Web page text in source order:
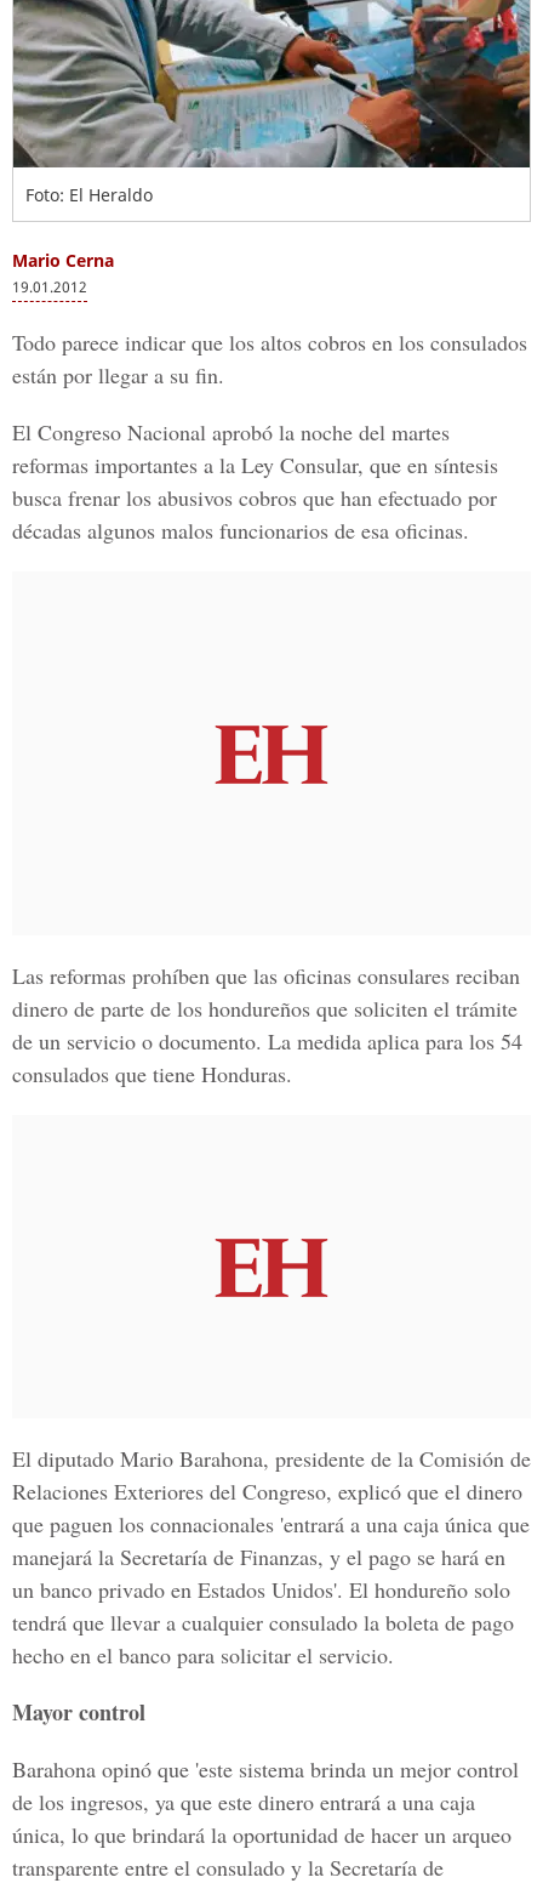
Foto: El Heraldo
Mario Cerna
19.01.2012
Todo parece indicar que los altos cobros en los consulados
están por llegar a su fin.
El Congreso Nacional aprobó la noche del martes
reformas importantes a la Ley Consular, que en síntesis
busca frenar los abusivos cobros que han efectuado por
décadas algunos malos funcionarios de esa oficinas.
Las reformas prohíben que las oficinas consulares reciban
dinero de parte de los hondureños que soliciten el trámite
de un servicio o documento. La medida aplica para los 54
consulados que tiene Honduras.
El diputado Mario Barahona, presidente de la Comisión de
Relaciones Exteriores del Congreso, explicó que el dinero
que paguen los connacionales 'entrará a una caja única que
manejará la Secretaría de Finanzas, y el pago se hará en
un banco privado en Estados Unidos'. El hondureño solo
tendrá que llevar a cualquier consulado la boleta de pago
hecho en el banco para solicitar el servicio.
Mayor control
Barahona opinó que 'este sistema brinda un mejor control
de los ingresos, ya que este dinero entrará a una caja
única, lo que brindará la oportunidad de hacer un arqueo
transparente entre el consulado y la Secretaría de